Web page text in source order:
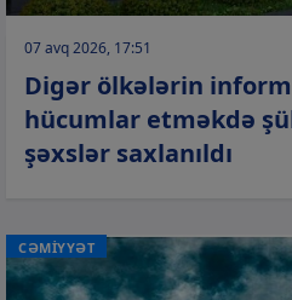
07 avq 2026, 17:51
Digər ölkələrin
hücumlar etməkdə
şəxslər saxlanıldı
CƏMİYYƏT